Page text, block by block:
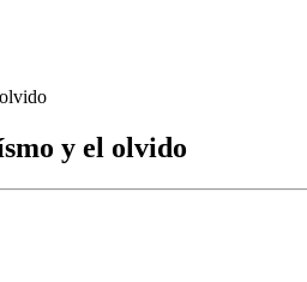
y el olvido